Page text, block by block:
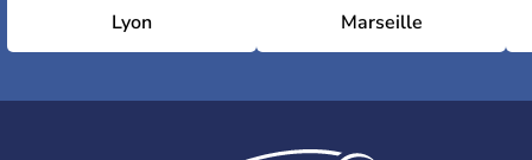
Lyon Marseille